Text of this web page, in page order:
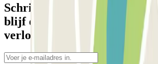
Schrijf je in voor onze
blijf op de hoogte van
verlotingen en vele andere